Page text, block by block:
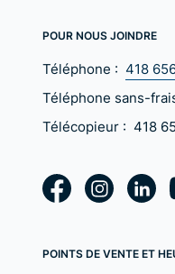
POUR NOUS JOINDRE
Téléphone : 418
Téléphone sans-
Télécopieur : 418
POINTS DE VENTE ET